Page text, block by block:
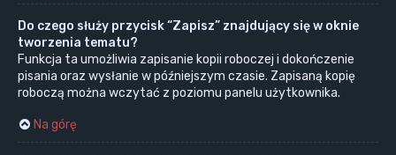
Do czego służy przycisk “Zapisz” znajdujący się w oknie
tworzenia tematu?
Funkcja ta umożliwia zapisanie kopii roboczej i dokończenie
pisania oraz wysłanie w późniejszym czasie. Zapisaną kopię
roboczą można wczytać z poziomu panelu użytkownika.
Na górę